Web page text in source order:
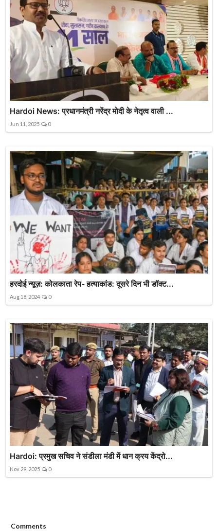
Hardoi News: प्रधानमंत्री नरेंद्र मोदी के नेतृत्व वाली ...
Jun 11, 2025 0
हरदोई न्यूज़: कोलकाता रेप- हत्याकांड: दूसरे दिन भी डॉक्ट...
Aug 18, 2024 0
Hardoi: प्रमुख सचिव ने संडीला मंडी में धान क्रय केंद्रो...
Nov 29, 2025 0
Comments